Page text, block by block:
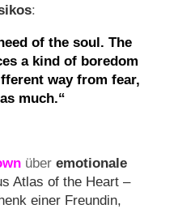
:
of the soul. The
a kind of boredom
way from fear,
much.“
über emotionale
Atlas of the Heart –
einer Freundin,